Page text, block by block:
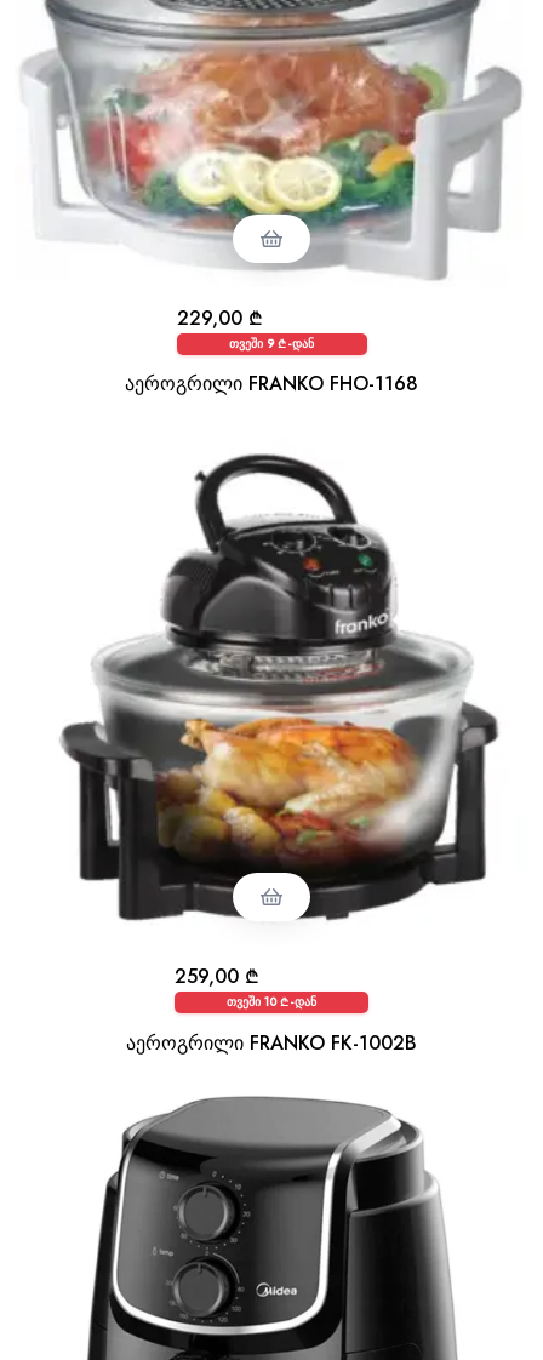
აეროგრილი FRANKO FHO-1168
229,00 ₾
თვეში 9 ₾-დან
აეროგრილი FRANKO FK-1002B
259,00 ₾
თვეში 10 ₾-დან